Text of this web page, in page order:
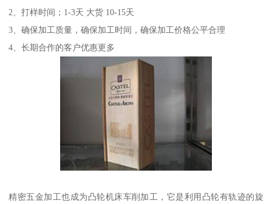
2、打样时间；1-3天 大货 10-15天
3、确保加工质量，确保加工时间，确保加工价格公平合理
4、长期合作的客户优惠更多
精密五金加工也成为凸轮机床车削加工，它是利用凸轮有轨迹的旋